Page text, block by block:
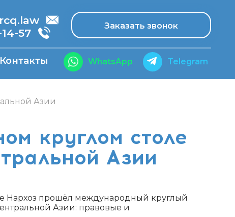
57
Заказать звонок
Контакты WhatsApp Telegram
Азии
круглом столе
Азии
Нархоз прошёл международный круглый
Азии: правовые и